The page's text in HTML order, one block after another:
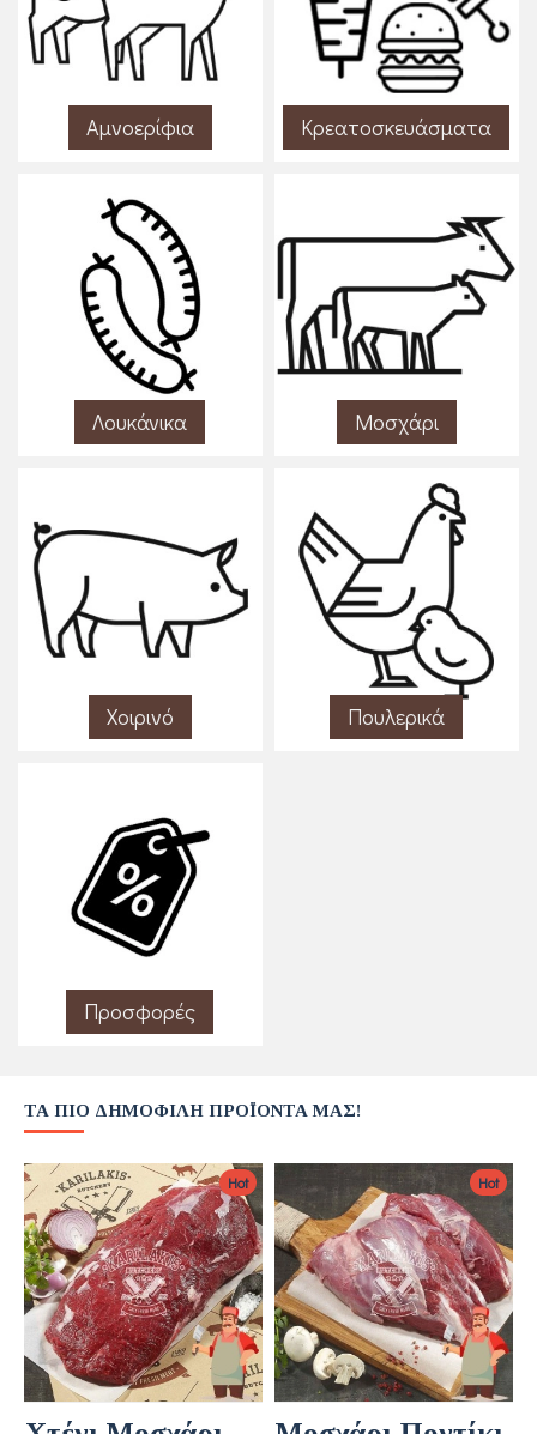
Αμνοερίφια Κρεατοσκευάσματα
Λουκάνικα Μοσχάρι
Χοιρινό Πουλερικά
Προσφορές
ΤΑ ΠΙΟ ΔΗΜΟΦΙΛΉ ΠΡΟΪΌΝΤΑ ΜΑΣ!
Hot Hot